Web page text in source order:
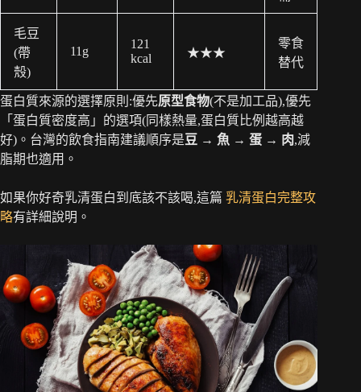
毛豆
(帶
殼)
11g
121
kcal
★★★
零食
替代
蛋白質來源的選擇原則:優先原型食物(不是加工品),優先
「蛋白質密度高」的選項(同樣熱量,蛋白質比例越高越
好)。台灣的飲食指南建議順序是豆 → 魚 → 蛋 → 肉,減
脂期也適用。
如果你好奇乳清蛋白到底該不該喝,這篇 乳清蛋白完整攻
略有詳細說明。